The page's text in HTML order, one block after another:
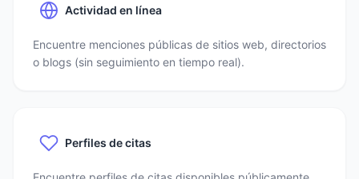
Actividad en línea
Encuentre menciones públicas de sitios web, directorios
o blogs (sin seguimiento en tiempo real).
Perfiles de citas